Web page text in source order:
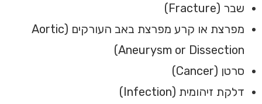
שבר (Fracture)
מפרצת או קרע מפרצת באב העורקים (Aortic
Aneurysm or Dissection)
סרטן (Cancer)
דלקת זיהומית (Infection)